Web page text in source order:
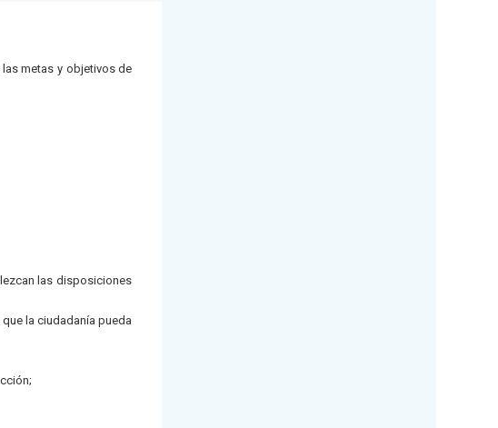
metas y objetivos de
las disposiciones
la ciudadanía pueda